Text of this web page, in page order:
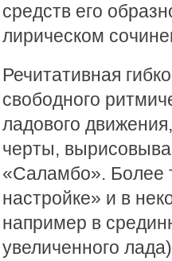
средств его
лирическом
Речитативная
свободного
ладового
черты,
«Саламбо». Более
настройке» и в
например в
увеличенного